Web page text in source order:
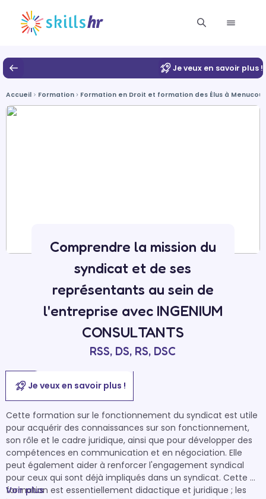
Je veux en savoir plus !
Accueil Formation Formation en Droit et formation des Élus à
Comprendre la mission du
syndicat et de ses
représentants au sein de
l'entreprise avec INGENIUM
CONSULTANTS
RSS, DS, RS, DSC
Je veux en savoir plus !
Cette formation sur le fonctionnement du syndicat est utile
pour acquérir des connaissances sur son fonctionnement,
son rôle et le cadre juridique, ainsi que pour développer des
compétences en communication et en négociation. Elle
peut également aider à renforcer l'engagement syndical
pour ceux qui sont déjà impliqués dans un syndicat. Cette
formation est essentiellement didactique et juridique ; les
Voir plus